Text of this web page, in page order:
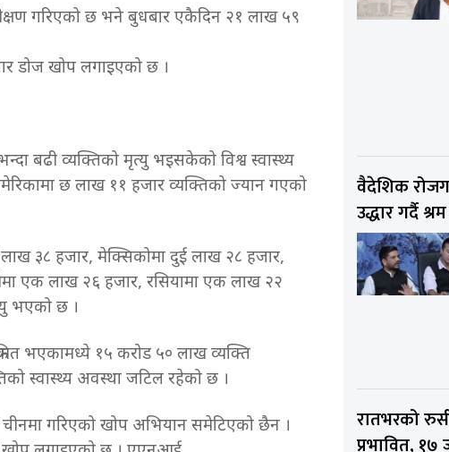
गरिएको छ भने बुधबार एकैदिन २१ लाख ५९
डोज खोप लगाइएको छ ।
बढी व्यक्तिको मृत्यु भइसकेको विश्व स्वास्थ्य
छ लाख ११ हजार व्यक्तिको ज्यान गएको
लाख ३८ हजार, मेक्सिकोमा दुई लाख २८ हजार,
एक लाख २६ हजार, रसियामा एक लाख २२
भएको छ ।
भएकामध्ये १५ करोड ५० लाख व्यक्ति
स्वास्थ्य अवस्था जटिल रहेको छ ।
गरिएको खोप अभियान समेटिएको छैन ।
वैदेशिक
उद्धार गर्दै
रातभरको